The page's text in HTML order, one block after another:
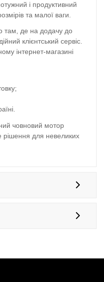
і продуктивний
та малої ваги.
там, де на додачу до
клієнтський сервіс.
інтернет-магазині
човновий мотор
для невеликих